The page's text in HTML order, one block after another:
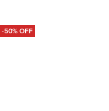
-50% OFF